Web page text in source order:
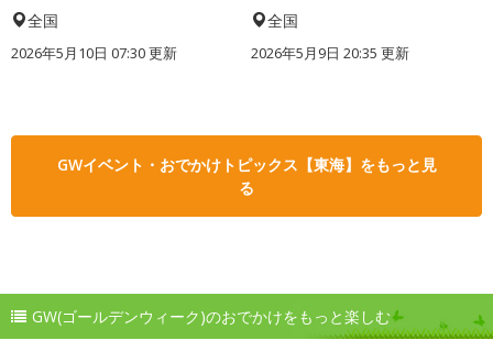
全国
2026年5月10日 07:30 更新
全国
2026年5月9日 20:35 更新
GWイベント・おでかけトピックス【東海】をもっと見
る
GW(ゴールデンウィーク)のおでかけをもっと楽しむ